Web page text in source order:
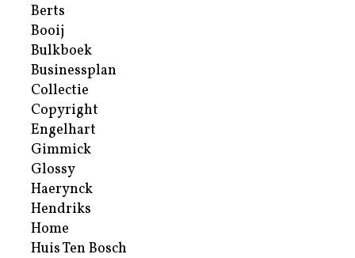
Berts
Booij
Bulkboek
Businessplan
Collectie
Copyright
Engelhart
Gimmick
Glossy
Haerynck
Hendriks
Home
Huis Ten Bosch